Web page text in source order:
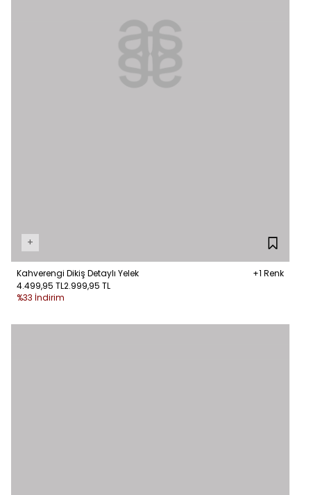
+
Kahverengi Dikiş Detaylı Yelek
+1 Renk
4.499,95 TL2.999,95 TL
%33 İndirim